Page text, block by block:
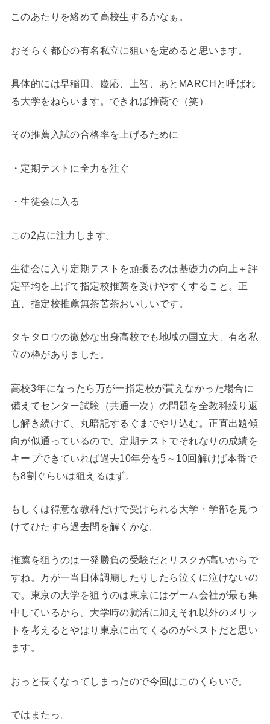
このあたりを絡めて高校生するかなぁ。
おそらく都心の有名私立に狙いを定めると思います。
具体的には早稲田、慶応、上智、あとMARCHと呼ばれ
る大学をねらいます。できれば推薦で（笑）
その推薦入試の合格率を上げるために
・定期テストに全力を注ぐ
・生徒会に入る
この2点に注力します。
生徒会に入り定期テストを頑張るのは基礎力の向上＋評
定平均を上げて指定校推薦を受けやすくすること。正
直、指定校推薦無茶苦茶おいしいです。
タキタロウの微妙な出身高校でも地域の国立大、有名私
立の枠がありました。
高校3年になったら万が一指定校が貰えなかった場合に
備えてセンター試験（共通一次）の問題を全教科繰り返
し解き続けて、丸暗記するぐまでやり込む。正直出題傾
向が似通っているので、定期テストでそれなりの成績を
キープできていれば過去10年分を5～10回解けば本番で
も8割ぐらいは狙えるはず。
もしくは得意な教科だけで受けられる大学・学部を見つ
けてひたすら過去問を解くかな。
推薦を狙うのは一発勝負の受験だとリスクが高いからで
すね。万が一当日体調崩したりしたら泣くに泣けないの
で。東京の大学を狙うのは東京にはゲーム会社が最も集
中しているから。大学時の就活に加えそれ以外のメリッ
トを考えるとやはり東京に出てくるのがベストだと思い
ます。
おっと長くなってしまったので今回はこのくらいで。
ではまたっ。